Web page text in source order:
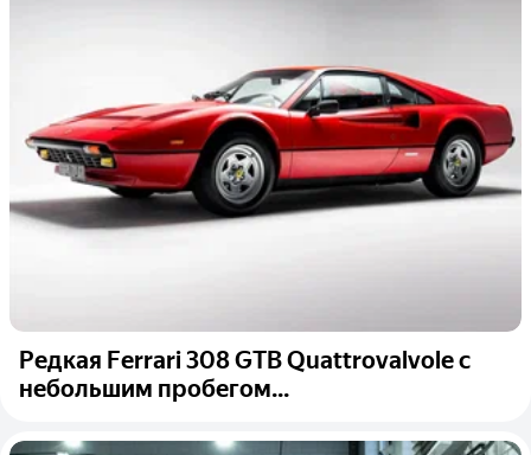
Редкая Ferrari 308 GTB Quattrovalvole с
небольшим пробегом...